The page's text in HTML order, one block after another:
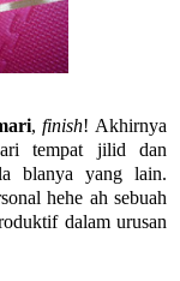
,finish! Akhirnya
tempat jilid dan
blanya yang lain.
hehe ah sebuah
dalam urusan